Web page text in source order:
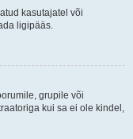
kasutajatel või
ligipääs.
grupile või
kui sa ei ole kindel,